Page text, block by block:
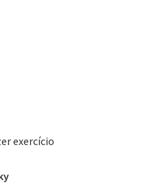
exercício